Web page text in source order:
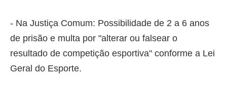
- Na Justiça Comum: Possibilidade de 2 a 6 anos
de prisão e multa por "alterar ou falsear o
resultado de competição esportiva" conforme a Lei
Geral do Esporte.